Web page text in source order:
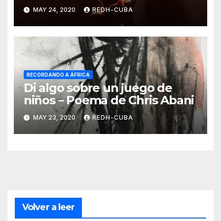
MAY 24, 2020 REDH-CUBA
RECORDANDO A ÁFRICA
Di algo sobre un juego de
niños – Poema de Chris Abani
MAY 23, 2020 REDH-CUBA
Volver a leer